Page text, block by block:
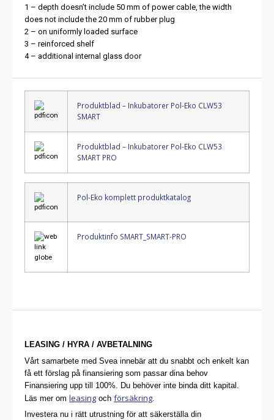
1 – depth doesn’t include 50 mm of power cable, the width
does not include the 20 mm of rubber plug
2 – on uniformly loaded surface
3 – reinforced shelf
4 – additional internal glass door
Produktblad – Inkubatorer Pol-Eko CLW53
SMART
Produktblad – Inkubatorer Pol-Eko CLW53
SMART PRO
Pol-Eko komplett produktkatalog
Produktinfo SMART_SMART-PRO
LEASING / HYRA / AVBETALNING
Vårt samarbete med Svea innebär att du snabbt och enkelt kan
få ett förslag på finansiering som passar dina behov
Finansiering upp till 100%. Du behöver inte binda ditt kapital.
Läs mer om leasing och försäkring
Investera nu i rätt utrustning för att säkerställa din